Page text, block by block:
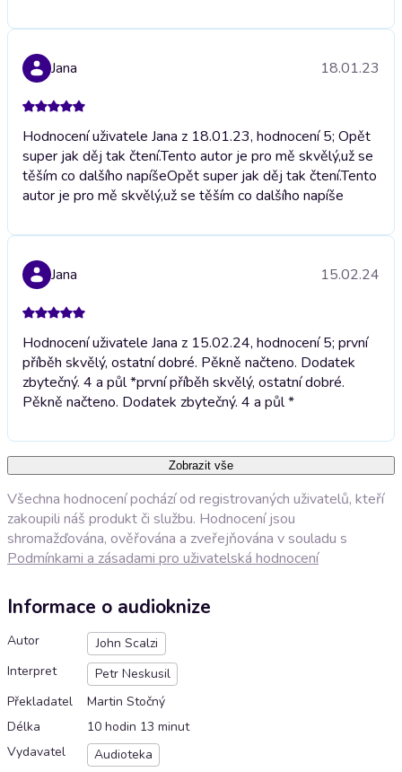
Jana 18.01.23
Hodnocení uživatele Jana z 18.01.23, hodnocení 5; Opět
super jak děj tak čtení.Tento autor je pro mě skvělý,už se
těším co dalšího napíšeOpět super jak děj tak čtení.Tento
autor je pro mě skvělý,už se těším co dalšího napíše
Jana 15.02.24
Hodnocení uživatele Jana z 15.02.24, hodnocení 5; první
příběh skvělý, ostatní dobré. Pěkně načteno. Dodatek
zbytečný. 4 a půl *první příběh skvělý, ostatní dobré.
Pěkně načteno. Dodatek zbytečný. 4 a půl *
Zobrazit vše
Všechna hodnocení pochází od registrovaných uživatelů, kteří
zakoupili náš produkt či službu. Hodnocení jsou
shromažďována, ověřována a zveřejňována v souladu s
Podmínkami a zásadami pro uživatelská hodnocení
Informace o audioknize
Autor
John Scalzi
Interpret
Petr Neskusil
Překladatel
Martin Stočný
Délka
10 hodin 13 minut
Vydavatel
Audioteka